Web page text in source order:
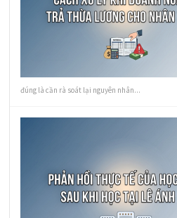
đúng là cần rà soát lại nguyên nhân...